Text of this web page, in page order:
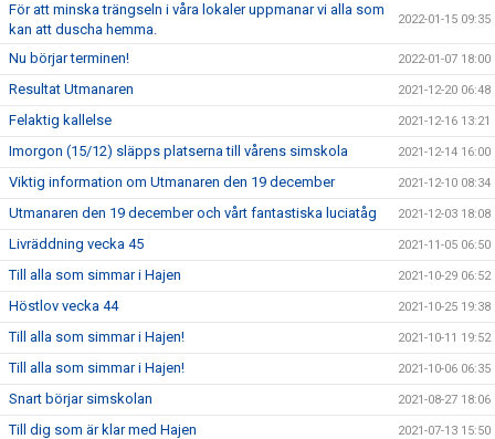
För att minska trängseln i våra lokaler uppmanar vi alla som
kan att duscha hemma.
2022-01-15 09:35
Nu börjar terminen! 2022-01-07 18:00
Resultat Utmanaren 2021-12-20 06:48
Felaktig kallelse 2021-12-16 13:21
Imorgon (15/12) släpps platserna till vårens simskola 2021-12-14 16:00
Viktig information om Utmanaren den 19 december 2021-12-10 08:34
Utmanaren den 19 december och vårt fantastiska luciatåg 2021-12-03 18:08
Livräddning vecka 45 2021-11-05 06:50
Till alla som simmar i Hajen 2021-10-29 06:52
Höstlov vecka 44 2021-10-25 19:38
Till alla som simmar i Hajen! 2021-10-11 19:52
Till alla som simmar i Hajen! 2021-10-06 06:35
Snart börjar simskolan 2021-08-27 18:06
Till dig som är klar med Hajen 2021-07-13 15:50